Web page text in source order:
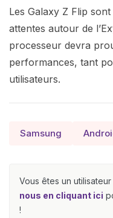
Les Galaxy Z Flip
attentes autour de
processeur devra
performances, tant
utilisateurs.
Samsung
Vous êtes un
nous en cliquant ici
!